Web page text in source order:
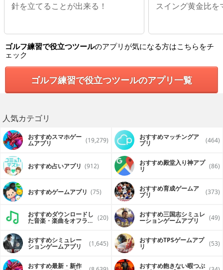
針を立てることが出来る！
スイング黄金比を
ゴルフ練習で役立つツールのアプリが気になる方はこちらをチ
ェック
ゴルフ練習で役立つツールのアプリ一覧
人気カテゴリ
おすすめスマホゲー
ムアプリ (19,279) おすすめマッチングア
プリ (464)
おすすめ占いアプリ (912) おすすめ殿堂入り神アプ
リ (86)
おすすめゲームアプリ (75) おすすめ育成ゲームア
プリ (373)
おすすめダウンロードし
た音楽・楽曲をオフライ (20) おすすめ三国志シミュレ
ーションゲームアプリ (49)
おすすめシミュレー
ションゲームアプリ (1,645) おすすめTPSゲームアプ
リ (53)
おすすめ最新・新作 おすすめ飽きない暇つぶ